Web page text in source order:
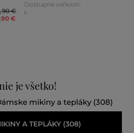
,90 €
90 €
Dostupné veľkosti:
L
je všetko!
mikiny a tepláky (308)
A TEPLÁKY (308)